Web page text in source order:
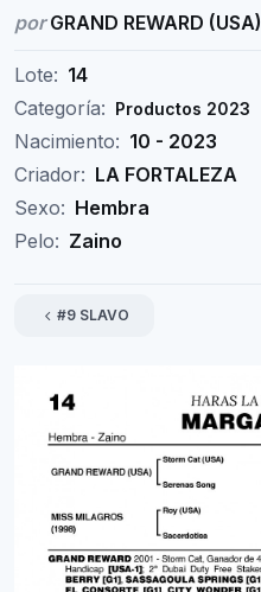
porGRAND REWARD (USA)
Lote: 14
Categoría: Productos 2023
Nacimiento: 10 - 2023
Criador: LA FORTALEZA
Sexo: Hembra
Pelo: Zaino
#9 SLAVO